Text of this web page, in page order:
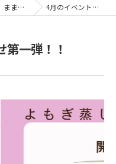
まま利楽ブログ 4月のイベントのお知らせ第一弾！！
一弾！！